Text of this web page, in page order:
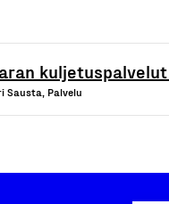
Sausta, Palvelu